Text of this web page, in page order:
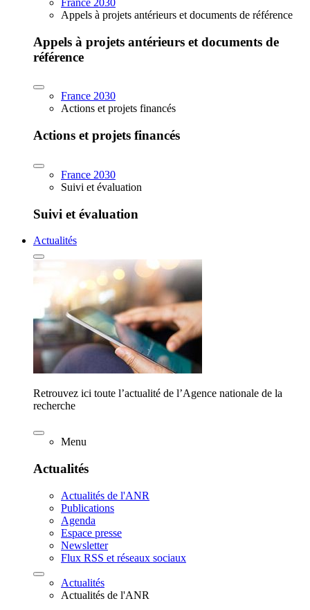
France 2030
Appels à projets antérieurs et documents de référence
Appels à projets antérieurs et documents de
référence
France 2030
Actions et projets financés
Actions et projets financés
France 2030
Suivi et évaluation
Suivi et évaluation
Actualités
Retrouvez ici toute l’actualité de l’Agence nationale de la
recherche
Menu
Actualités
Actualités de l'ANR
Publications
Agenda
Espace presse
Newsletter
Flux RSS et réseaux sociaux
Actualités
Actualités de l'ANR